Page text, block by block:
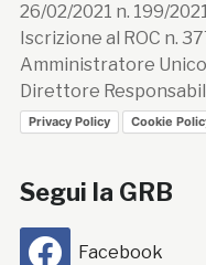
26/02/2021 n. 199/
Iscrizione al ROC n.
Amministratore
Direttore
Privacy Policy Cookie
Segui la GRB
Facebook